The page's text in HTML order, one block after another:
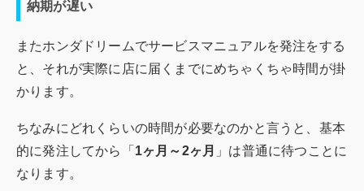
納期が遅い
またホンダドリームでサービスマニュアルを発注をする
と、それが実際に店に届くまでにめちゃくちゃ時間が掛
かります。
ちなみにどれくらいの時間が必要なのかと言うと、基本
的に発注してから「 1ヶ月～2ヶ月 」は普通に待つことに
なります。